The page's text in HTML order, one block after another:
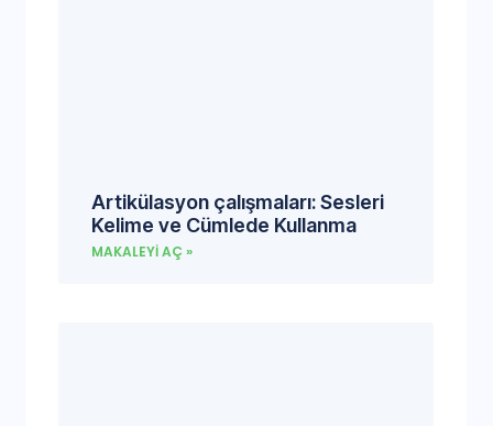
Artikülasyon çalışmaları: Sesleri
Kelime ve Cümlede Kullanma
MAKALEYI AÇ »